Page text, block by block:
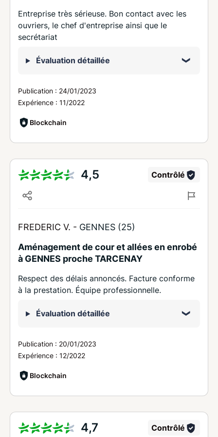
Entreprise très sérieuse. Bon contact avec les
ouvriers, le chef d'entreprise ainsi que le
secrétariat
Évaluation détaillée
Publication : 24/01/2023
Expérience : 11/2022
Blockchain
4,5 Contrôlé
FREDERIC V. - GENNES (25)
Aménagement de cour et allées en enrobé
à GENNES proche TARCENAY
Respect des délais annoncés. Facture conforme
à la prestation. Équipe professionnelle.
Évaluation détaillée
Publication : 20/01/2023
Expérience : 12/2022
Blockchain
4,7 Contrôlé